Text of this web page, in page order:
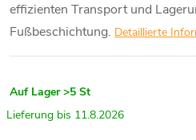
effizienten Transport und
Fußbeschichtung. Detaillierte
Auf Lager >5 St
11.8.2026